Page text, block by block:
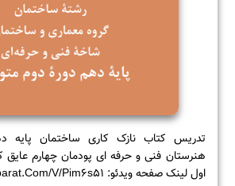
تدریس کتاب نازک کاری ساختمان پایه
هنرستان فنی و حرفه ای پودمان چهارم
اول لینک صفحه ویدئو: Https://www.aparat.com/v/pim6s51